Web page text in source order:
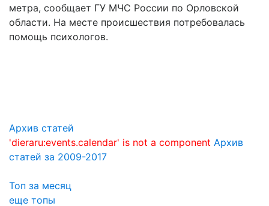
метра, сообщает ГУ МЧС России по Орловской
области. На месте происшествия потребовалась
помощь психологов.
Архив статей
'dieraru:events.calendar' is not a component Архив
статей за 2009-2017
Топ за месяц
еще топы